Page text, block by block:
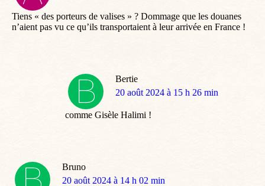
Tiens « des porteurs de valises » ? Dommage que les douanes
n’aient pas vu ce qu’ils transportaient à leur arrivée en France !
Bertie
dit
20 août 2024 à 15 h 26 min
comme Gisèle Halimi !
Bruno
dit
20 août 2024 à 14 h 02 min